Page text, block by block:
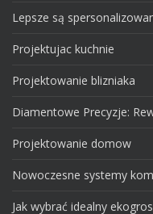
Lepsze są
Projektujac kuchnie
Projektowanie blizniaka
Diamentowe Precyzje:
Projektowanie domow
Nowoczesne systemy
Jak wybrać idealny